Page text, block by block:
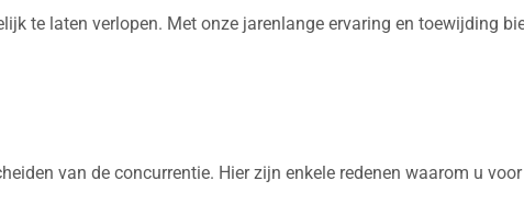
te laten verlopen. Met onze jarenlange ervaring en toewijding
van de concurrentie. Hier zijn enkele redenen waarom u